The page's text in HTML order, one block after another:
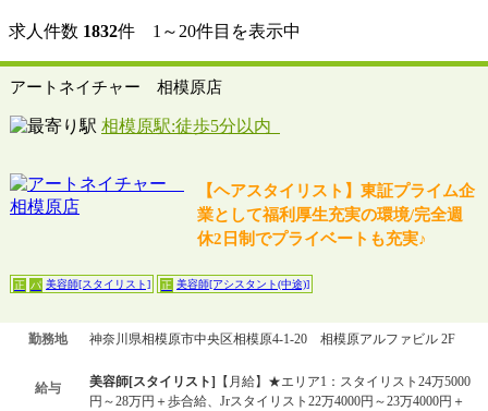
求人件数 1832件 1～20件目を表示中
アートネイチャー 相模原店
相模原駅:徒歩5分以内
【ヘアスタイリスト】東証プライム企
業として福利厚生充実の環境/完全週
休2日制でプライベートも充実♪
正 パ 美容師[スタイリスト] 正 美容師[アシスタント(中途)]
勤務地 神奈川県相模原市中央区相模原4-1-20 相模原アルファビル 2F
給与 美容師[スタイリスト]
【月給】★エリア1：スタイリスト24万5000
円～28万円＋歩合給、Jrスタイリスト22万4000円～23万4000円＋